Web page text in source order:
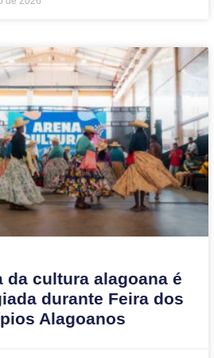
da cultura alagoana é
durante Feira dos
Alagoanos